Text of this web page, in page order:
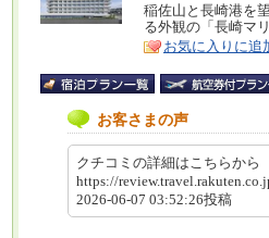
リ
ア
特
徴
稲佐山と長崎港を
る外観の「長崎マ
お気に入りに追
お客さまの声
クチコミの詳細はこちらから
https://
2026-06-07 03:52:26投稿